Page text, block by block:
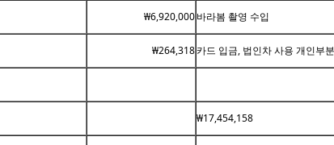
₩6,920,000바라봄 촬영 수입
₩264,318카드 입금, 법인차 사용 개인부분
₩17,454,158